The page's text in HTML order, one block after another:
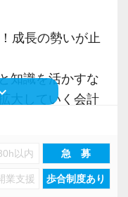
benefits）
大事にしていま
・他責禁止・気
行しています。
顔をいただき続
整業務、確定申
ます。先輩スタ
心して税務・会
！
自身で決算を行
したら、先輩ス
”明るく楽しく一
て」と言われる
視していて、や
アップできるこ
に取り組む企業
断認証制度」を
社員が働きやす
ていきます。
してお待ちして
成長の勢いが止
知識を活かすな
大していく会計
「錦糸町」
以内 急 募
業支援 歩合制度あり